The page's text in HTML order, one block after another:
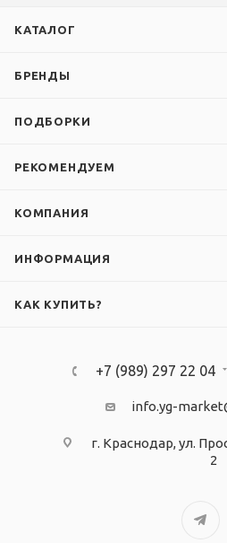
КАТАЛОГ
БРЕНДЫ
ПОДБОРКИ
РЕКОМЕНДУЕМ
КОМПАНИЯ
ИНФОРМАЦИЯ
КАК КУПИТЬ?
+7 (989) 297 22 04
info.yg-
г. Краснодар, ул.
2